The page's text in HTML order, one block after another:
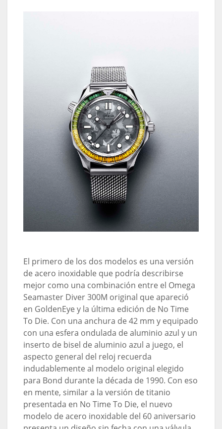
El primero de los dos modelos es una versión
de acero inoxidable que podría describirse
mejor como una combinación entre el Omega
Seamaster Diver 300M original que apareció
en GoldenEye y la última edición de No Time
To Die. Con una anchura de 42 mm y equipado
con una esfera ondulada de aluminio azul y un
inserto de bisel de aluminio azul a juego, el
aspecto general del reloj recuerda
indudablemente al modelo original elegido
para Bond durante la década de 1990. Con eso
en mente, similar a la versión de titanio
presentada en No Time To Die, el nuevo
modelo de acero inoxidable del 60 aniversario